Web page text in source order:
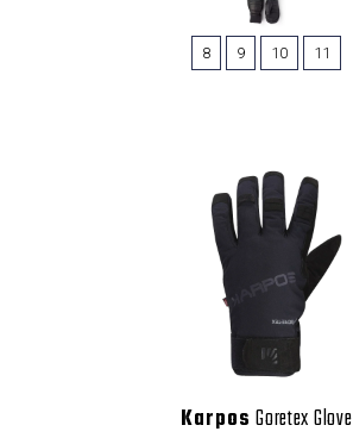
8 9 10 11
Karpos Goretex Glove